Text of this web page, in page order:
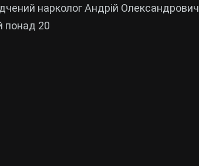
нарколог Андрій Олександрович
понад 20